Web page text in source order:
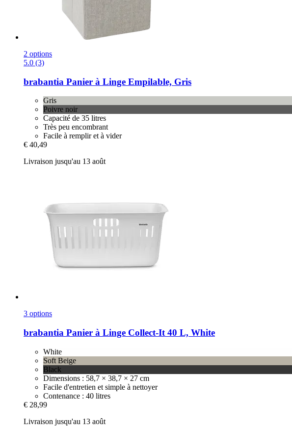
2 options
5.0 (3)
brabantia Panier à Linge Empilable, Gris
Gris
Poivre noir
Capacité de 35 litres
Très peu encombrant
Facile à remplir et à vider
€ 40,49
Livraison jusqu'au 13 août
3 options
brabantia Panier à Linge Collect-​It 40 L, White
White
Soft Beige
Black
Dimensions : 58,7 × 38,7 × 27 cm
Facile d'entretien et simple à nettoyer
Contenance : 40 litres
€ 28,99
Livraison jusqu'au 13 août